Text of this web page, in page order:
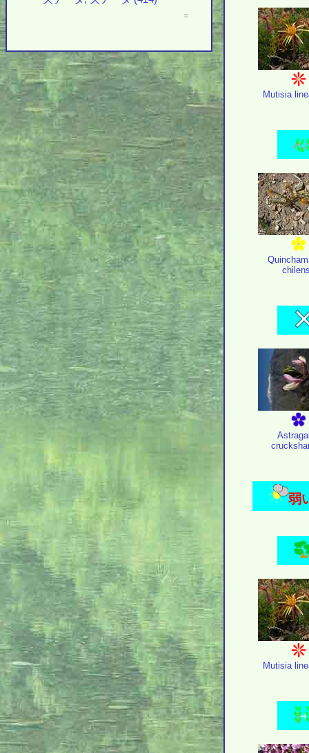
=
Mutisia
弱
Mutisia